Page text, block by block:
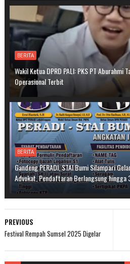
BERITA
Wakil Ketua DPRD PALI: PKS PT Aburahmi
Operasional Terbit
BERITA
Gandeng PERADI, STAI Bumi Silampari
Advokat, Pendaftaran Berlangsung hingga
PREVIOUS
Festival Rempah Sumsel 2025 Digelar